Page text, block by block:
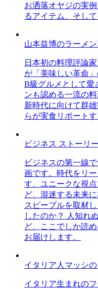
お洒落オヤジの実
るアイテム、そし
山本益博のラーメン
日本初の料理評論
が「美味しい革命
B級グルメとして愛
ンも認める一流の
新時代に向けて群
らが実食リポートす
ビジネス ストーリー
ビジネスの第一線
画です。時代をリ
す、ユニークな視
ど、混迷する未来
スピープルを取材
したのか？ 人知れ
ど、ここでしか読
お届けします。
イタリア人マッシの
イタリア生まれの